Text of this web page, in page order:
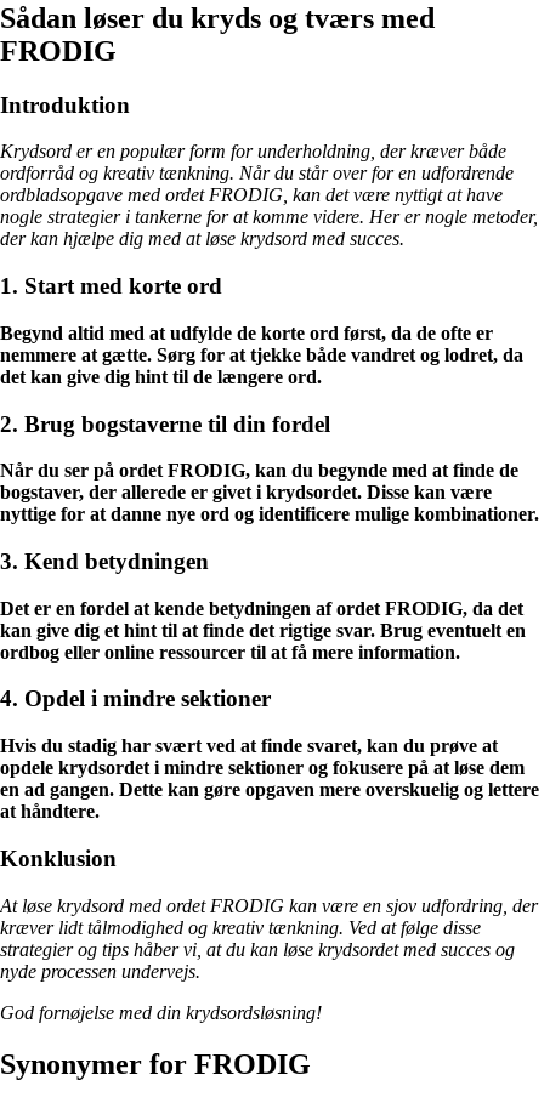
Sådan løser du kryds og tværs med
FRODIG
Introduktion
Krydsord er en populær form for underholdning, der kræver både
ordforråd og kreativ tænkning. Når du står over for en udfordrende
ordbladsopgave med ordet FRODIG, kan det være nyttigt at have
nogle strategier i tankerne for at komme videre. Her er nogle metoder,
der kan hjælpe dig med at løse krydsord med succes.
1. Start med korte ord
Begynd altid med at udfylde de korte ord først, da de ofte er
nemmere at gætte. Sørg for at tjekke både vandret og lodret, da
det kan give dig hint til de længere ord.
2. Brug bogstaverne til din fordel
Når du ser på ordet FRODIG, kan du begynde med at finde de
bogstaver, der allerede er givet i krydsordet. Disse kan være
nyttige for at danne nye ord og identificere mulige kombinationer.
3. Kend betydningen
Det er en fordel at kende betydningen af ordet FRODIG, da det
kan give dig et hint til at finde det rigtige svar. Brug eventuelt en
ordbog eller online ressourcer til at få mere information.
4. Opdel i mindre sektioner
Hvis du stadig har svært ved at finde svaret, kan du prøve at
opdele krydsordet i mindre sektioner og fokusere på at løse dem
en ad gangen. Dette kan gøre opgaven mere overskuelig og lettere
at håndtere.
Konklusion
At løse krydsord med ordet FRODIG kan være en sjov udfordring, der
kræver lidt tålmodighed og kreativ tænkning. Ved at følge disse
strategier og tips håber vi, at du kan løse krydsordet med succes og
nyde processen undervejs.
God fornøjelse med din krydsordsløsning!
Synonymer for FRODIG